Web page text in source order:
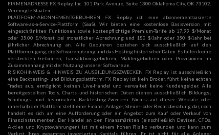
FIRMENADRESSE FX Replay, Inc. 101 Park Avenue, Suite 1300 Oklahoma City, OK 73102,
Vereinigte Staaten.
PLATTFORM-ABONNEMENTGEBÜHREN FX Replay ist eine abonnementbasierte
Software-as-a-Service-Plattform (SaaS). Wir bieten eine kostenlose Basisversion mit
eingeschränkten Funktionen sowie kostenpflichtige Premium-Tarife ab 17,99 $/Monat
oder 35,00 $/Monat bei monatlicher Abrechnung und 180 $/Jahr oder 350 $/Jahr bei
jährlicher Abrechnung an. Alle Gebühren beziehen sich ausschließlich auf den
Plattformzugang, die Softwarenutzung und das Hosting historischer Daten. Es fallen keine
versteckten Gebühren, Transaktionsgebühren, Maklergebühren oder Provisionen im
Zusammenhang mit der Nutzung unserer Software an.
RISIKOHINWEIS & HINWEIS ZU AUSBILDUNGSZWECKEN FX Replay ist ausschließlich
eine Backtesting- und Bildungsplattform. FX Replay ist kein Broker, führt keine echten
Trades aus, ermöglicht keinen Live-Handel und verwaltet keine Kundengelder. Alle
bereitgestellten Tools, Charts und historischen Daten dienen ausschließlich Bildungs-,
Schulungs- und historischen Backtesting-Zwecken. Nichts auf dieser Website oder
innerhalb der Plattform stellt eine Finanz-, Anlage-, Steuer- oder Rechtsberatung dar, noch
handelt es sich um eine Aufforderung oder ein Angebot zum Kauf oder Verkauf von
Finanzinstrumenten. Der Handel an den Finanzmärkten (einschließlich Devisen, CFDs,
Aktien und Kryptowährungen) ist mit einem hohen Risiko verbunden und kann zum
Verlust Ihres gesamten investierten Kapitals führen. Er ist nicht für alle Anleger